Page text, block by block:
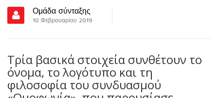
Ομάδα σύνταξης
10 Φεβρουαρίου 2019
Τρία βασικά στοιχεία συνθέτουν το
όνομα, το λογότυπο και τη
φιλοσοφία του συνδυασμού